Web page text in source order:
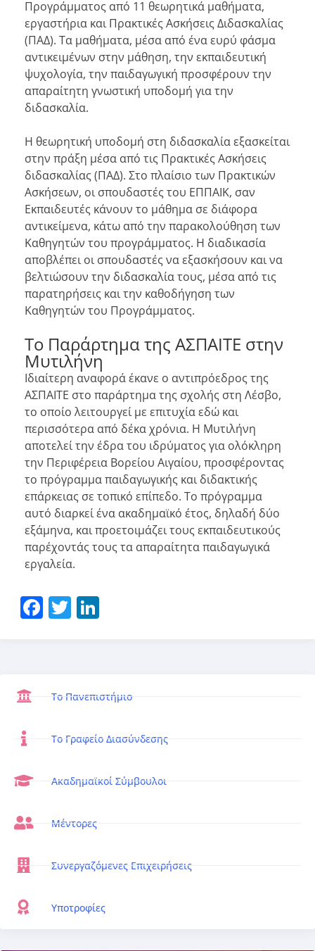
Προγράμματος από 11 θεωρητικά μαθήματα,
εργαστήρια και Πρακτικές Ασκήσεις Διδασκαλίας
(ΠΑΔ). Τα μαθήματα, μέσα από ένα ευρύ φάσμα
αντικειμένων στην μάθηση, την εκπαιδευτική
ψυχολογία, την παιδαγωγική προσφέρουν την
απαραίτητη γνωστική υποδομή για την
διδασκαλία.
Η θεωρητική υποδομή στη διδασκαλία εξασκείται
στην πράξη μέσα από τις Πρακτικές Ασκήσεις
διδασκαλίας (ΠΑΔ). Στο πλαίσιο των Πρακτικών
Ασκήσεων, οι σπουδαστές του ΕΠΠΑΙΚ, σαν
Εκπαιδευτές κάνουν το μάθημα σε διάφορα
αντικείμενα, κάτω από την παρακολούθηση των
Καθηγητών του προγράμματος. Η διαδικασία
αποβλέπει οι σπουδαστές να εξασκήσουν και να
βελτιώσουν την διδασκαλία τους, μέσα από τις
παρατηρήσεις και την καθοδήγηση των
Καθηγητών του Προγράμματος.
Το Παράρτημα της ΑΣΠΑΙΤΕ στην
Μυτιλήνη
Ιδιαίτερη αναφορά έκανε ο αντιπρόεδρος της
ΑΣΠΑΙΤΕ στο παράρτημα της σχολής στη Λέσβο,
το οποίο λειτουργεί με επιτυχία εδώ και
περισσότερα από δέκα χρόνια. Η Μυτιλήνη
αποτελεί την έδρα του ιδρύματος για ολόκληρη
την Περιφέρεια Βορείου Αιγαίου, προσφέροντας
το πρόγραμμα παιδαγωγικής και διδακτικής
επάρκειας σε τοπικό επίπεδο. Το πρόγραμμα
αυτό διαρκεί ένα ακαδημαϊκό έτος, δηλαδή δύο
εξάμηνα, και προετοιμάζει τους εκπαιδευτικούς
παρέχοντάς τους τα απαραίτητα παιδαγωγικά
εργαλεία.
Facebook
Twitter
Το Πανεπιστήμιο
Το Γραφείο Διασύνδεσης
Ακαδημαϊκοί Σύμβουλοι
Μέντορες
Συνεργαζόμενες Επιχειρήσεις
Υποτροφίες